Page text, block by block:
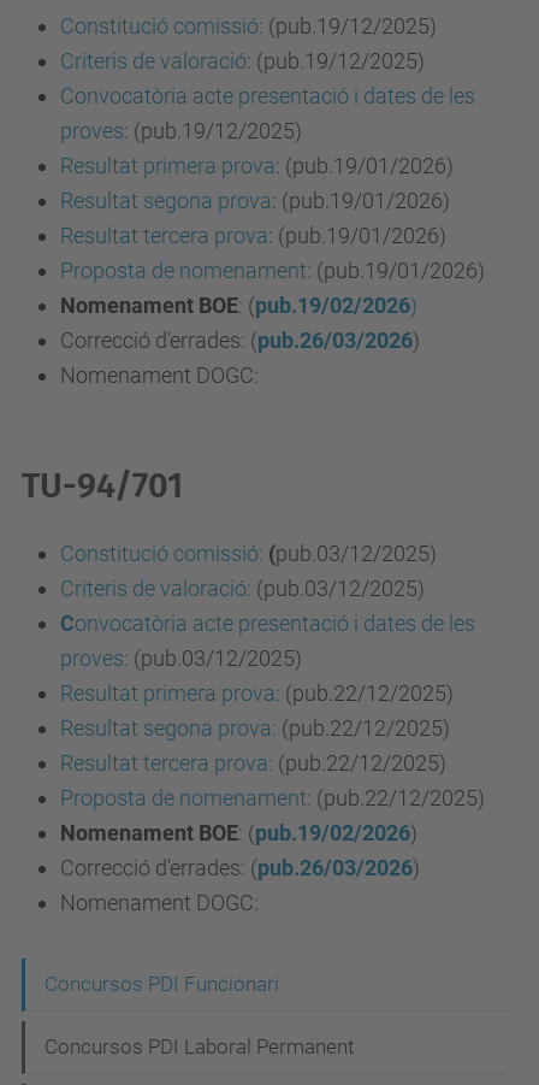
Constitució comissió: (pub.19/12/2025)
Criteris de valoració: (pub.19/12/2025)
Convocatòria acte presentació i dates de les
proves: (pub.19/12/2025)
Resultat primera prova: (pub.19/01/2026)
Resu tat segona prova: (pub.19/01/2026)
Resultat tercera prova: (pub.19/01/2026)
Proposta de nomenament: (pub.19/01/2026)
Nomenament BOE: (pub.19/02/2026)
Correcció d'errades: (pub.26/03/2026)
Nomenament DOGC:
TU-94/701
Constitució comissió: (pub.03/12/2025)
Criteris de valoració: (pub.03/12/2025)
Convocatòria acte presentació i dates de les
proves: (pub.03/12/2025)
Resultat primera prova: (pub.22/12/2025)
Resu tat segona prova: (pub.22/12/2025)
Resultat tercera prova: (pub.22/12/2025)
Proposta de nomenament: (pub.22/12/2025)
Nomenament BOE: (pub.19/02/2026)
Correcció d'errades: (pub.26/03/2026)
Nomenament DOGC:
a
v
Concursos PDI Funcionari
Concursos PDI Laboral Permanent